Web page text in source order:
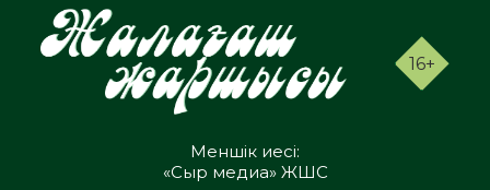
16+
Меншік иесі:
«Сыр медиа» ЖШС